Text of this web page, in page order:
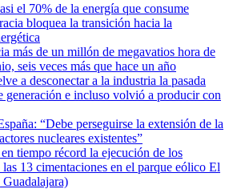
el 70% de la energía que consume
bloquea la transición hacia la
más de un millón de megavatios hora de
seis veces más que hace un año
a desconectar a la industria la pasada
generación e incluso volvió a producir con
“Debe perseguirse la extensión de la
nucleares existentes”
tiempo récord la ejecución de los
13 cimentaciones en el parque eólico El